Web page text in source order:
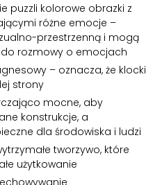
puzzli kolorowe obrazki z
różne emocje –
przestrzenną i mogą
rozmowy o emocjach
– oznacza, że klocki
strony
mocne, aby
konstrukcje, a
dla środowiska i ludzi
tworzywo, które
użytkowanie